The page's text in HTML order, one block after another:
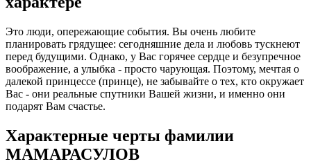
Это люди, опережающие события. Вы очень любите
планировать грядущее: сегодняшние дела и любовь тускнеют
перед будущими. Однако, у Вас горячее сердце и безупречное
воображение, а улыбка - просто чарующая. Поэтому, мечтая о
далекой принцессе (принце), не забывайте о тех, кто окружает
Вас - они реальные спутники Вашей жизни, и именно они
подарят Вам счастье.
Характерные черты фамилии
МАМАРАСУЛОВ